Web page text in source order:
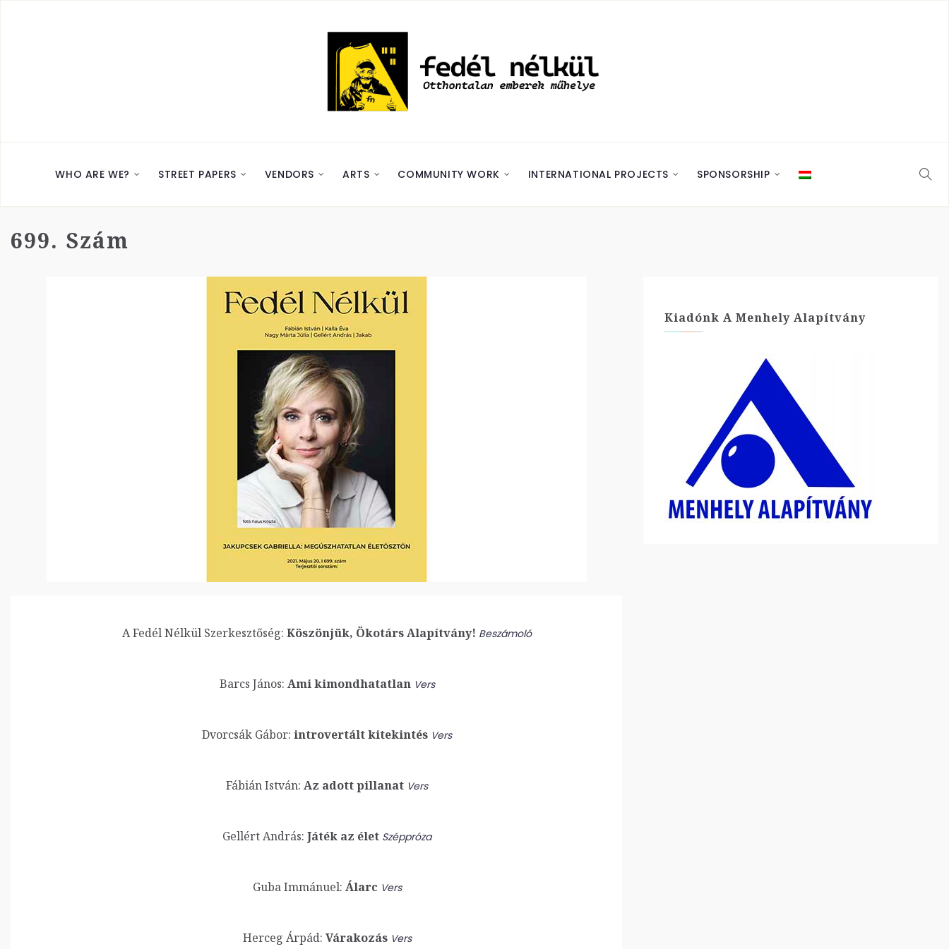
WHO ARE WE? STREET PAPERS VENDORS ARTS COMMUNITY WORK INTERNATIONAL PROJECTS SPONSORSHIP
699. Szám
A Fedél Nélkül Szerkesztőség: Köszönjük, Ökotárs Alapítvány! Beszámoló
Barcs János: Ami kimondhatatlan Vers
Dvorcsák Gábor: introvertált kitekintés Vers
Fábián István: Az adott pillanat Vers
Gellért András: Játék az élet Széppróza
Guba Immánuel: Álarc Vers
Herceg Árpád: Várakozás Vers
Kiadónk A Menhely Alapítvány